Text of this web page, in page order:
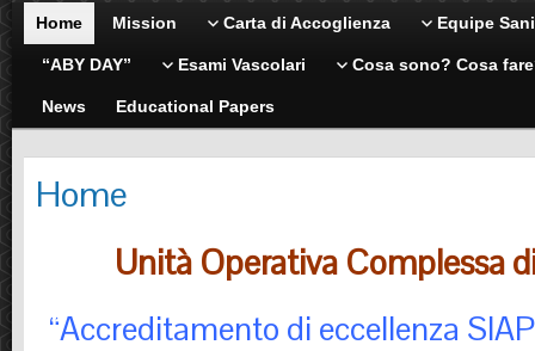
Home Mission Carta di Accoglienza Equipe
“ABY DAY” Esami Vascolari Cosa sono? Cosa
News Educational Papers
Home
Unità Operativa Complessa
“Accreditamento di eccellenza